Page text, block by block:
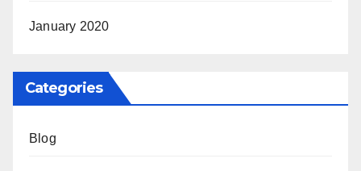
January 2020
Categories
Blog